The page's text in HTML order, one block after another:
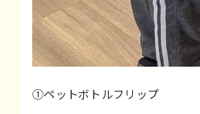
①ペットボトルフリップ